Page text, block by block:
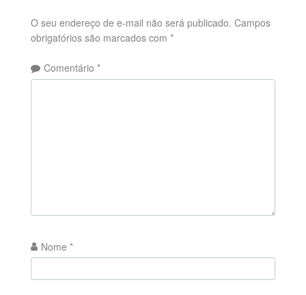
O seu endereço de e-mail não será publicado. Campos
obrigatórios são marcados com *
Comentário *
Nome *